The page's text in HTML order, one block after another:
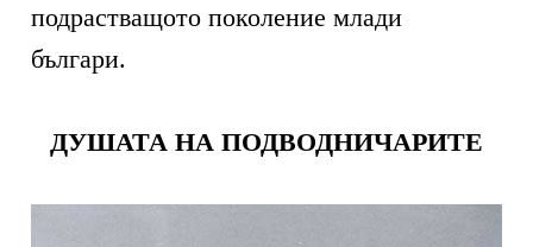
подрастващото поколение млади
българи.
ДУШАТА НА ПОДВОДНИЧАРИТЕ